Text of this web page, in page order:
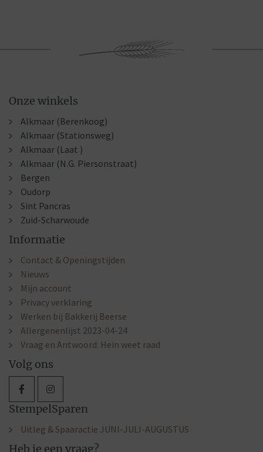
Onze winkels
Alkmaar (Berenkoog)
Alkmaar (Stationsweg)
Alkmaar (Laat )
Alkmaar (N.G. Piersonstraat)
Bergen
Oudorp
Sint Pancras
Zuid-Scharwoude
Informatie
Contact & Openingstijden
Nieuws
Mijn account
Privacy verklaring
Werken bij Bakkerij Beerse
Allergenenlijst 2023-04-24
Vraag en Antwoord: Hein weet raad
Volg ons
StempelSparen
Uitleg & Spaaractie JUNI-JULI-AUGUSTUS
Heb je een vraag?